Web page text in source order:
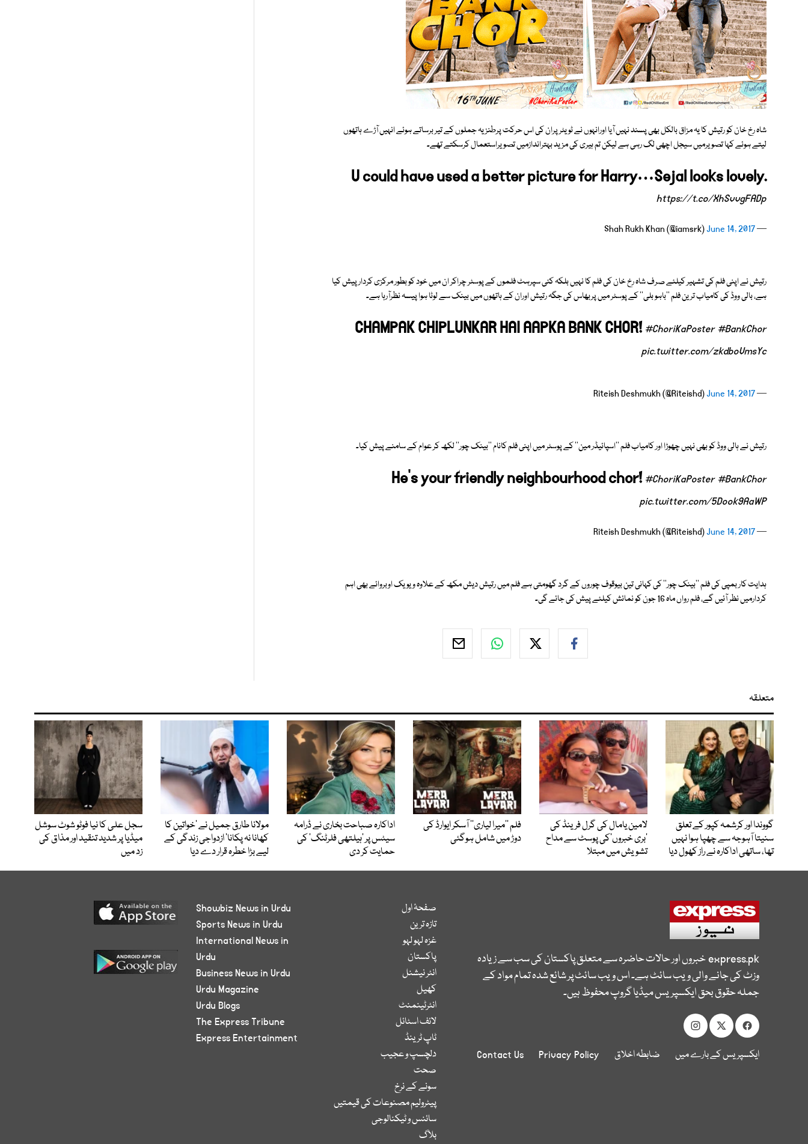
شاہ رخ خان کو رتیش کا یہ مزاق بالکل بھی پسند نہیں آیا اورانہوں نے ٹویٹرپران کی اس حرکت پرطنزیہ جملوں کے تیر برساتے ہوئے انہیں آڑے ہاتھوں
لیتے ہوئے کہا تصویرمیں سیجل اچھی لگ رہی ہے لیکن تم ہیری کی مزید بہتراندازمیں تصویراستعمال کرسکتے تھے۔
U could have used a better picture for Harry…Sejal looks lovely.
https://t.co/XhSvvgFADp
— Shah Rukh Khan (@iamsrk)
June 14, 2017
رتیش نے اپنی فلم کی تشہیر کیلئے صرف شاہ رخ خان کی فلم کا نہیں بلکہ کئی سپرہٹ فلموں کے پوسٹر چراکر ان میں خود کو بطور مرکزی کردار پیش کیا
ہے، بالی ووڈ کی کامیاب ترین فلم ''باہو بلی'' کے پوسٹر میں پربھاس کی جگہ رتیش اوران کے ہاتھوں میں بینک سے لوٹا ہوا پیسہ نظرآرہا ہے۔
CHAMPAK CHIPLUNKAR HAI AAPKA BANK CHOR! #ChoriKaPoster #BankChor
pic.twitter.com/zkdboVmsYc
— Riteish Deshmukh (@Riteishd)
June 14, 2017
رتیش نے ہالی ووڈ کو بھی نہیں چھوڑا اور کامیاب فلم ''اسپائیڈر مین'' کے پوسٹر میں اپنی فلم کانام ''بینک چور'' لکھ کر عوام کے سامنے پیش کیا۔
He's your friendly neighbourhood chor! #ChoriKaPoster #BankChor
pic.twitter.com/5Dook9AaWP
— Riteish Deshmukh (@Riteishd)
June 14, 2017
ہدایت کار بمپی کی فلم ''بینک چور'' کی کہانی تین بیوقوف چوروں کے گرد گھومتی ہے فلم میں رتیش دیش مکھ کے علاوہ ویویک اوبروائے بھی اہم
کردارمیں نظر آئیں گے، فلم رواں ماہ 16 جون کو نمائش کیلئے پیش کی جائے گی۔
متعلقہ
گووندا اور کرشمہ کپور کے تعلق
سنیتا آہوجہ سے چھپا ہوا نہیں
تھا، ساتھی اداکارہ نے راز کھول دیا
لامین یامال کی گرل فرینڈ کی
’بری خبروں‘کی پوسٹ سے مداح
تشویش میں مبتلا
فلم ’’میرا لیاری‘‘ آسکر ایوارڈ کی
دوڑ میں شامل ہوگئی
اداکارہ صباحت بخاری نے ڈرامہ
سیٹس پر ’ہیلتھی فلرٹنگ‘ کی
حمایت کر دی
مولانا طارق جمیل نے ’خواتین کا
کھانا نہ پکانا‘ ازدواجی زندگی کے
لیے بڑا خطرہ قرار دے دیا
سجل علی کا نیا فوٹو شوٹ سوشل
میڈیا پر شدید تنقید اور مذاق کی
زد میں
express.pkخبروں اور حالات حاضرہ سے متعلق پاکستان کی سب سے زیادہ
وزٹ کی جانے والی ویب سائٹ ہے۔ اس ویب سائٹ پر شائع شدہ تمام مواد کے
جملہ حقوق بحق ایکسپریس میڈیا گروپ محفوظ ہیں۔
ایکسپریس کے بارے میں ضابطہ اخلاق Privacy Policy
Contact Us
صفحۂ اول
تازہ ترین
غزہ لہو لہو
پاکستان
انٹر نیشنل
کھیل
انٹرٹینمنٹ
لائف اسٹائل
ٹاپ ٹرینڈ
دلچسپ و عجیب
صحت
سونے کے نرخ
پیٹرولیم مصنوعات کی قیمتیں
سائنس و ٹیکنالوجی
بلاگ
Showbiz News in Urdu
Sports News in Urdu
International News in
Urdu
Business News in Urdu
Urdu Magazine
Urdu Blogs
The Express Tribune
Express Entertainment